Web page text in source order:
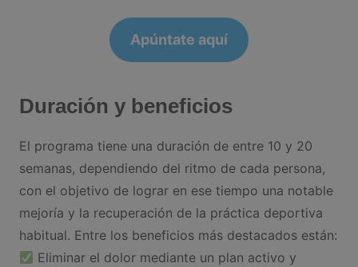
Apúntate aquí
Duración y beneficios
El programa tiene una duración de entre 10 y 20
semanas, dependiendo del ritmo de cada persona,
con el objetivo de lograr en ese tiempo una notable
mejoría y la recuperación de la práctica deportiva
habitual. Entre los beneficios más destacados están:
Eliminar el dolor mediante un plan activo y